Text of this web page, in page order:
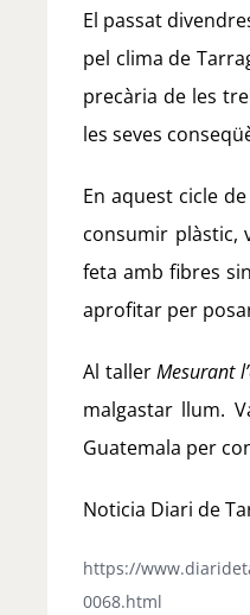
El passat
pel clima de
precària de les
les seves
En aquest cicle
consumir plàstic,
feta amb fibres
aprofitar per
Al tallerMesurant
malgastar llum.
Guatemala per
Noticia Diari de
https://
0068.html